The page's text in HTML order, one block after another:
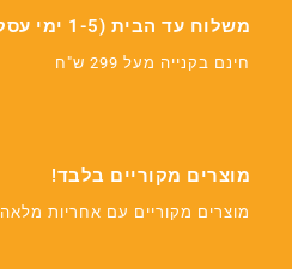
משלוח עד הבית (1-5 ימי עסקים)
חינם בקנייה מעל 299 ש"ח
מוצרים מקוריים בלבד!
מוצרים מקוריים עם אחריות מלאה